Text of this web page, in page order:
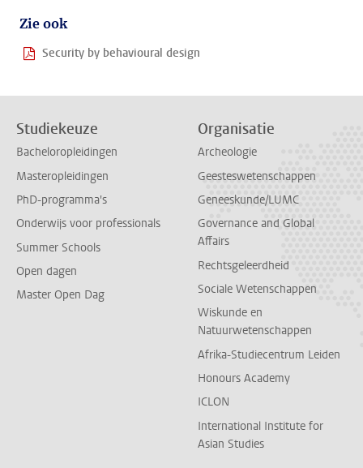
Zie ook
Security by behavioural design
Studiekeuze
Bacheloropleidingen
Masteropleidingen
PhD-programma's
Onderwijs voor professionals
Summer Schools
Open dagen
Master Open Dag
Organisatie
Archeologie
Geesteswetenschappen
Geneeskunde/LUMC
Governance and Global
Affairs
Rechtsgeleerdheid
Sociale Wetenschappen
Wiskunde en
Natuurwetenschappen
Afrika-Studiecentrum Leiden
Honours Academy
ICLON
International Institute for
Asian Studies